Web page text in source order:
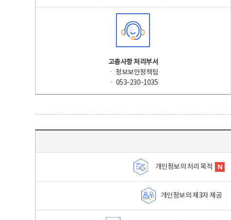
고충사항 처리부서
ㆍ 정보보안정책팀
ㆍ 053-230-1035
개인정보의 처리 목적
개인정보의 제3자 제공